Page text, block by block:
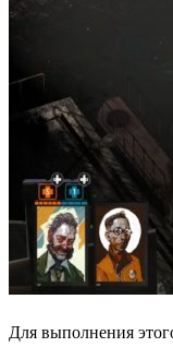
Для выполнения